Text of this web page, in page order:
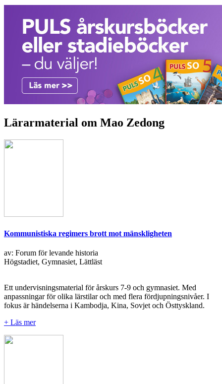
Lärarmaterial om Mao Zedong
Kommunistiska regimers brott mot mänskligheten
av: Forum för levande historia
Högstadiet, Gymnasiet, Lättläst
Ett undervisningsmaterial för årskurs 7-9 och gymnasiet. Med
anpassningar för olika lärstilar och med flera fördjupningsnivåer. I
fokus är händelserna i Kambodja, Kina, Sovjet och Östtyskland.
+ Läs mer